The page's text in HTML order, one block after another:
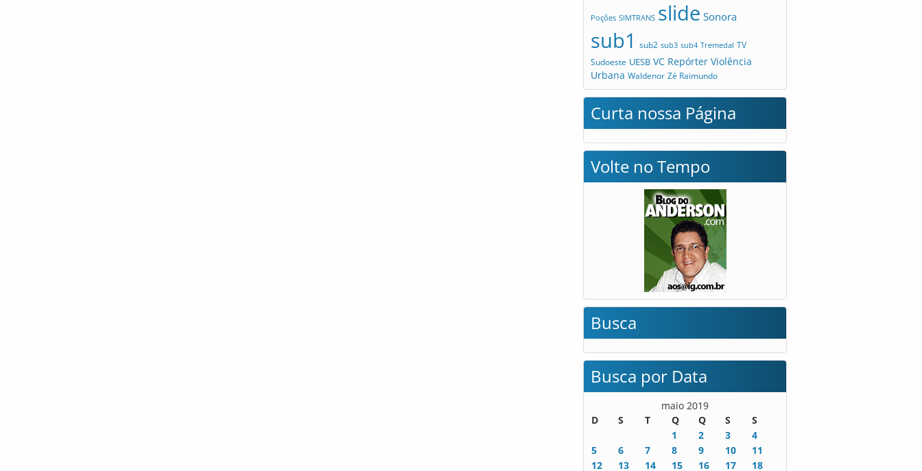
Poções SIMTRANS slide Sonora
sub1 sub2 sub3 sub4 Tremedal TV
Sudoeste UESB VC Repórter Violência
Urbana Waldenor Zé Raimundo
Curta nossa Página
Volte no Tempo
Busca
Busca por Data
maio 2019
D
S T Q Q S
S
1
2 3
4
5
6 7 8 9 10
11
12
13 14 15 16 17 18